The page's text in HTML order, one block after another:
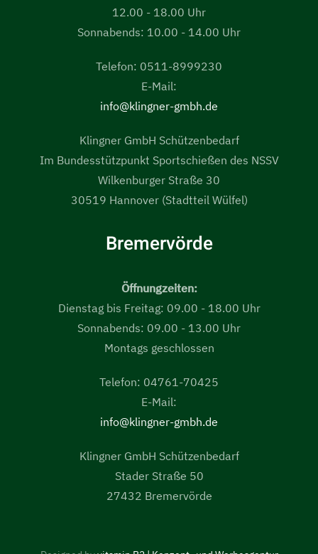
12.00 - 18.00 Uhr
Sonnabends: 10.00 - 14.00 Uhr
Telefon: 0511-8999230
E-Mail:
info@klingner-gmbh.de
Klingner GmbH Schützenbedarf
Im Bundesstützpunkt Sportschießen des NSSV
Wilkenburger Straße 30
30519 Hannover (Stadtteil Wülfel)
Bremervörde
Öffnungzeiten:
Dienstag bis Freitag: 09.00 - 18.00 Uhr
Sonnabends: 09.00 - 13.00 Uhr
Montags geschlossen
Telefon: 04761-70425
E-Mail:
info@klingner-gmbh.de
Klingner GmbH Schützenbedarf
Stader Straße 50
27432 Bremervörde